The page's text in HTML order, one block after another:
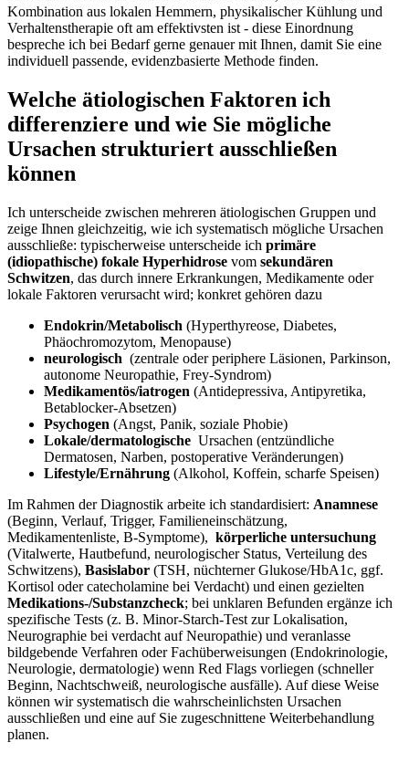
Kombination aus lokalen‌ Hemmern, physikalischer Kühlung und ​
Verhaltenstherapie​ oft am effektivsten ist⁤ -​ diese Einordnung
bespreche ⁤ich bei Bedarf gerne‍ genauer ​mit Ihnen,⁣ damit ‌Sie ​eine
individuell ‍passende, evidenzbasierte Methode finden.
Welche ätiologischen Faktoren ich
⁢differenziere und ⁣wie‌ Sie​ mögliche
‌Ursachen strukturiert ausschließen
können
Ich unterscheide zwischen mehreren ätiologischen Gruppen und⁢
zeige Ihnen gleichzeitig, wie ‍ich systematisch mögliche Ursachen
ausschließe: typischerweise ​unterscheide ich⁢ primäre
(idiopathische) fokale⁤ Hyperhidrose vom sekundären⁤
Schwitzen, das durch innere Erkrankungen, Medikamente oder
lokale Faktoren verursacht wird;⁤ konkret gehören dazu
Endokrin/Metabolisch (Hyperthyreose,‍ Diabetes,⁢
Phäochromozytom,​ Menopause)
neurologisch ⁤ (zentrale oder periphere Läsionen, Parkinson,
autonome Neuropathie, ⁤Frey‑Syndrom)
Medikamentös/iatrogen ​(Antidepressiva, Antipyretika,
‌Betablocker‑Absetzen)
Psychogen (Angst,‍ Panik, soziale Phobie)
Lokale/dermatologische ‍ Ursachen (entzündliche
Dermatosen, ⁣Narben, postoperative ‌Veränderungen)
Lifestyle/Ernährung (Alkohol, Koffein,‌ scharfe ‍Speisen)
Im Rahmen der Diagnostik arbeite⁢ ich standardisiert: Anamnese
(Beginn, Verlauf, Trigger, Familieneinschätzung,
Medikamentenliste, B‑Symptome), ⁣ körperliche untersuchung
(Vitalwerte, Hautbefund, ‌neurologischer Status, Verteilung ⁢des
Schwitzens), Basislabor ⁢(TSH, ⁢nüchterner Glukose/HbA1c, ggf.⁣
Kortisol​ oder ⁢catecholamine bei ‍Verdacht) und⁣ einen gezielten
Medikations‑/Substanzcheck;‌ bei ⁤unklaren Befunden‌ ergänze ich
‍spezifische ‍Tests (z. B. Minor‑Starch‑Test ​zur Lokalisation,​
Neurographie bei​ verdacht ‌auf Neuropathie) ⁤und veranlasse‍
bildgebende Verfahren oder Fachüberweisungen (Endokrinologie, ​
Neurologie, dermatologie)⁣ wenn Red Flags vorliegen ‌(schneller⁢
Beginn, Nachtschweiß, neurologische ausfälle). Auf diese Weise
können wir ‍systematisch die wahrscheinlichsten Ursachen
ausschließen und ⁣eine⁢ auf Sie ‌zugeschnittene Weiterbehandlung
planen.